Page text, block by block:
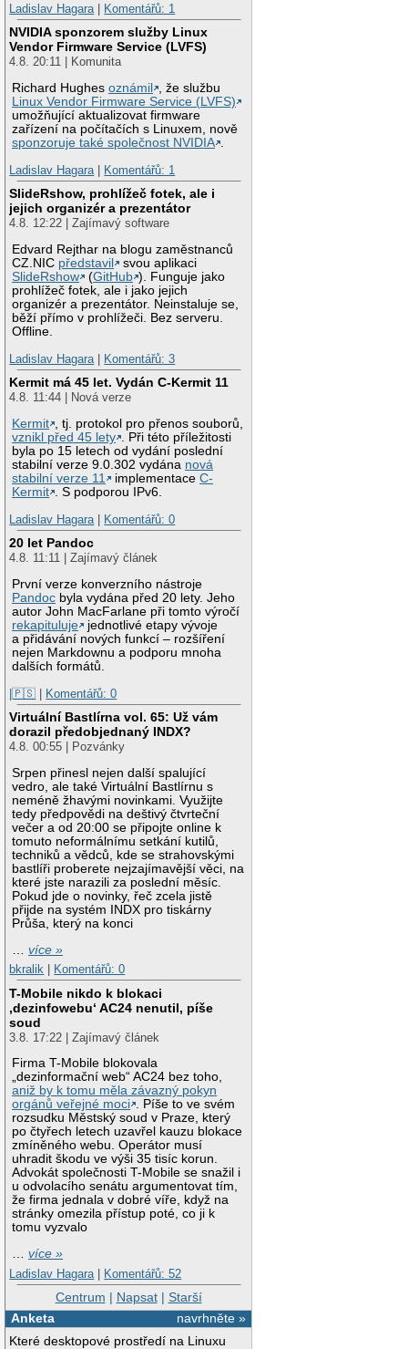
Ladislav Hagara
Komentářů: 1
NVIDIA sponzorem služby Linux
Vendor Firmware Service (LVFS)
4.8. 20:11 | Komunita
Richard Hughesoznámil
, že službu
Linux Vendor Firmware Service (LVFS)
umožňující aktualizovat firmware
zařízení na počítačích s Linuxem, nově
sponzoruje také společnost NVIDIA .
Ladislav Hagara | Komentářů: 1
SlideRshow, prohlížeč fotek, ale i
jejich organizér a prezentátor
4.8. 12:22 | Zajímavý software
Edvard Rejthar na blogu zaměstnanců
CZ.NIC představil
svou aplikaci
SlideRshow
(GitHub ). Funguje jako
prohlížeč fotek, ale i jako jejich
organizér a prezentátor. Neinstaluje se,
běží přímo v prohlížeči. Bez serveru.
Offline.
Ladislav Hagara | Komentářů: 3
Kermit má 45 let. Vydán C-Kermit 11
4.8. 11:44 | Nová verze
Kermit , tj. protokol pro přenos souborů,
vznikl před 45 lety . Při této příležitosti
byla po 15 letech od vydání poslední
stabilní verze 9.0.302 vydána nová
stabilní verze 11
implementaceC-
Kermit . S podporou IPv6.
Ladislav Hagara | Komentářů: 0
20 let Pandoc
4.8. 11:11 | Zajímavý článek
První verze konverzního nástroje
Pandoc byla vydána před 20 lety. Jeho
autor John MacFarlane při tomto výročí
rekapituluje
jednotlivé etapy vývoje
a přidávání nových funkcí – rozšíření
nejen Markdownu a podporu mnoha
dalších formátů.
|🇵🇸 | Komentářů: 0
Virtuální Bastlírna vol. 65: Už vám
dorazil předobjednaný INDX?
4.8. 00:55 | Pozvánky
Srpen přinesl nejen další spalující
vedro, ale také Virtuální Bastlírnu s
neméně žhavými novinkami. Využijte
tedy předpovědi na deštivý čtvrteční
večer a od 20:00 se připojte online k
tomuto neformálnímu setkání kutilů,
techniků a vědců, kde se strahovskými
bastlíři proberete nejzajímavější věci, na
které jste narazili za poslední měsíc.
Pokud jde o novinky, řeč zcela jistě
přijde na systém INDX pro tiskárny
Průša, který na konci
…více »
bkralik
Komentářů: 0
T-Mobile nikdo k blokaci
‚dezinfowebu‘ AC24 nenutil, píše
soud
3.8. 17:22 | Zajímavý článek
Firma T-Mobile blokovala
„dezinformační web“ AC24 bez toho,
aniž by k tomu měla závazný pokyn
orgánů veřejné moci . Píše to ve svém
rozsudku Městský soud v Praze, který
po čtyřech letech uzavřel kauzu blokace
zmíněného webu. Operátor musí
uhradit škodu ve výši 35 tisíc korun.
Advokát společnosti T-Mobile se snažil i
u odvolacího senátu argumentovat tím,
že firma jednala v dobré víře, když na
stránky omezila přístup poté, co ji k
tomu vyzvalo
…více »
Ladislav Hagara | Komentářů: 52
Centrum | Napsat| Starší
navrhněte »
Anketa
Které desktopové prostředí na Linuxu